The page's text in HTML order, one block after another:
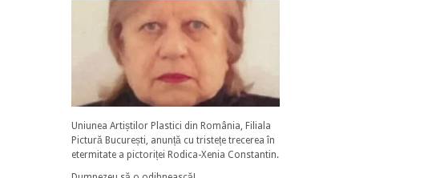
Uniunea Artiștilor Plastici din România, Filiala
Pictură București, anunță cu tristețe trecerea în
etermitate a pictoriței Rodica-Xenia Constantin.